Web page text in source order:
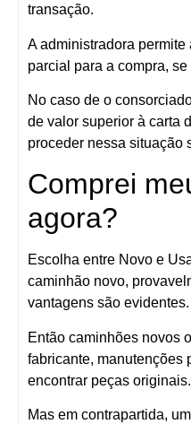
transação.
A administradora
parcial para a compra,
No caso de o
de valor superior à carta
proceder nessa situação
Comprei
agora?
Escolha entre Novo e
caminhão novo,
vantagens são evidentes.
Então caminhões novos
fabricante, manutenções
encontrar peças originais.
Mas em contrapartida,